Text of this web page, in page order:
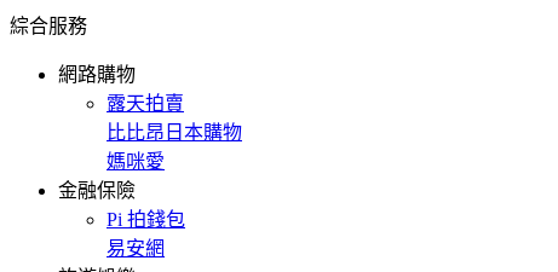
綜合服務
網路購物
露天拍賣
比比昂日本購物
媽咪愛
金融保險
Pi 拍錢包
易安網